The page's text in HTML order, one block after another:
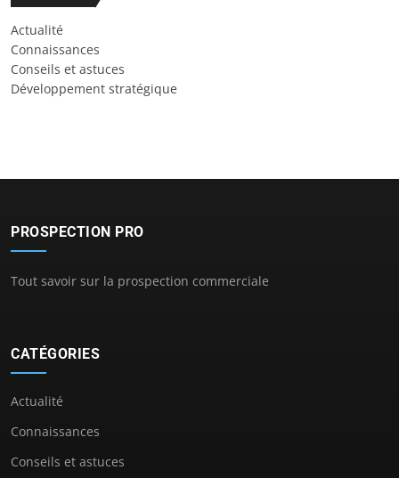
Actualité
Connaissances
Conseils et astuces
Développement stratégique
PROSPECTION PRO
Tout savoir sur la prospection commerciale
CATÉGORIES
Actualité
Connaissances
Conseils et astuces